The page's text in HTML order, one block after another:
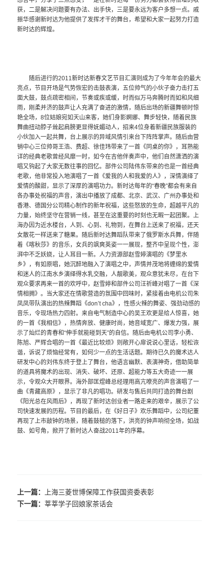
获，二是解决问题要有办法、出手快，三是要永远为客户多想一点。戚
振华感谢新时达为他提供了发挥才干的舞台，希望和大家一起努力打造
新时达的辉煌。
随后进行的2011新时达新春文艺节目汇演则成为了今年年会的最大
亮点，节目开场是气势恢宏的击鼓表演，五位帅气的小伙子奋力击打五
面大鼓，鼓点疏密相间，节奏或疾或缓，时而似万马奔腾时而如和风细
雨，刚柔并济的鼓声让人充满了奋进的激情，随后出场的新疆舞顿时惊
艳全场， 8位姑娘宛如天山来客，她们身影婀娜、舞步轻快，随着民族
舞曲扭动脖子耸起肩膀更显得妩媚动人，招来4位身着新疆民族服装的
小伙加入一起共舞，台上展示的异域风情引来台下阵阵掌声。随后由营
销中心三位帅哥王浩、费超、徐佳玮带来了一首《同桌的你》，耳熟能
详的经典老歌曾经风靡一时，如今在吉他伴奏声中，他们自然潇洒的演
唱又钩起了大家无数往事的回忆。部件公司陆伟东带来的也是一首经典
老歌，他非常投入地演唱了一首《爱我的人和我爱的人》，深情演绎了
爱情的酸甜，显示了深厚的演唱功力。新时达每年的“春晚”都会有来自
各办事处祝福的声音，演出中播放了成都、北京、武汉、广州办事处和
香港、德国分公司精心制作的新年祝福，这些怒放的生命，超越平凡的
力量，始终坚守在营销一线，甚至在这重要的时刻也无暇一起团聚。上
海办因为近水楼台，人到、心到、礼物到，在舞台上送来了祝福，还天
女散花一样送来了糖果。随后新时达舞蹈队带来了俄罗斯水兵舞，伴随
着《喀秋莎》的音乐，女兵的飒爽英姿一一展现，整齐中呈现个性，澎
湃中不乏妖娆，让人耳目一新。人力资源部赵雪婷演唱的《梦里水
乡》，有如原唱，她沉醉地融入了演唱之中，声情并茂地将缠绵的爱情
和迷人的江南水乡演绎得水乳交融，人靓歌美，观众意犹未尽，在台下
观众要求再来一首的欢呼中，赵雪婷和部件公司汪祈峰对唱了一首《深
情相拥》。当大家还在情歌营造的氛围中回味时，紧接着由电机公司朱
凤凤带队演出的热辣舞蹈《don’t cha》，性感火辣的舞姿、强劲动感的
音乐，令现场热力四射。来自电气制造中心的吴王欢更是给人惊喜，她
的一首《我相信》，热情奔放、健康时尚，她音域宽广、爆发力强，展
示了灿烂的青春和“伸手就能碰到天”的自信。随后由电机公司李小勇、
陈旭、严辉合唱的一首《最近比较烦》则敞开心扉说说心里话，轻松诙
谐，诉说了烦恼经常有，如何少一点的生活话题。期待已久的魔术达人
研发中心的刘伟东终于登上了舞台，他语言幽默、表演神奇，借助简单
的道具将魔术的出现、消失、破坏、还原、超能力等五大奇迹一一展
示，令观众大开眼界。海外部匡煜峰总经理用高亢嘹亮的声音演唱了一
曲《青藏高原》，显示了非凡的唱功。研发与售后共同打造的舞台剧
《阳光总在风雨后》，再现了新时达创业者一路走来的艰辛，展示了公
司快速发展的历程。节目的最后，在《好日子》欢乐舞蹈中，公司纪董
再现了上市敲钟的场景，随着鼓槌的落下，洪亮的钟声响彻全场，如战
鼓、如号角，掀开了新时达人奋战2011年的序幕。
上一篇：
上海三菱世博保障工作获国资委表彰
下一篇： 莘莘学子回娘家茶话会